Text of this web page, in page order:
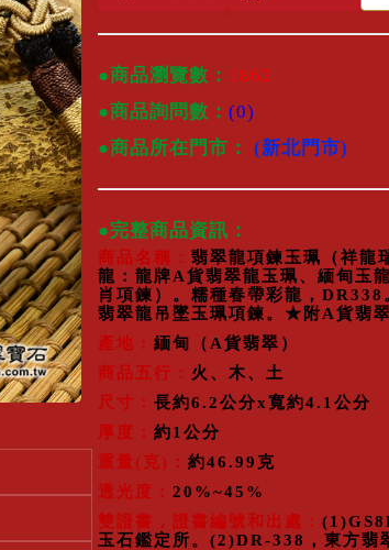
●商品瀏覽數： 1862
●商品詢問數： (0)
●商品所在門市：
(新北門市)
●完整商品資訊：
商品名稱： 翡翠龍項鍊玉珮（祥龍
龍：龍牌A貨翡翠龍玉珮、緬甸玉
肖項鍊）。糯種春帶彩龍，DR338
翡翠龍吊墜玉珮項鍊。★附A貨翡
產地： 緬甸（A貨翡翠）
商品五行： 火、木、土
尺寸： 長約6.2公分x寬約4.1公分
厚度： 約1公分
重量(克)： 約46.99克
透光度： 20%~45%
雙證書，證書編號和出處：
玉石鑑定所。(2)DR-338，東方翡